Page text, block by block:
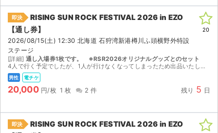
即決
RISING SUN ROCK FESTIVAL 2026 in EZO
【通し券】
2026/08/15(土) 12:30 北海道 石狩湾新港樽川ふ頭横野外特設
ステージ
[詳細] 通し入場券1枚です。 ※RSR2026オリジナルグッズとのセット
4人で行く予定でしたが、1人が行けなくなってしまったため出品いたします。 RSR2026オリジナルポーチと一緒にお送りいたします。
男性 電チケ
20,000 円/枚 1 枚 2 件 残り 5 日
20
即決
RISING SUN ROCK FESTIVAL 2026 in EZO